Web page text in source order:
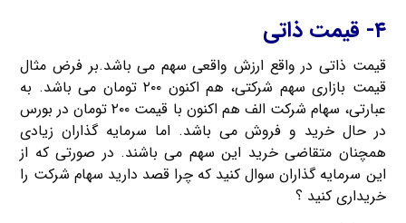
۴- قیمت ذاتی
قیمت ذاتی در واقع ارزش واقعی سهم می باشد.بر فرض مثال
قیمت بازاری سهم شرکتی، هم اکنون ۲۰۰ تومان می باشد. به
عبارتی، سهام شرکت الف هم اکنون با قیمت ۲۰۰ تومان در بورس
در حال خرید و فروش می باشد. اما سرمایه گذاران زیادی
همچنان متقاضی خرید این سهم می باشند. در صورتی که از
این سرمایه گذاران سوال کنید که چرا قصد دارید سهام شرکت را
خریداری کنید ؟